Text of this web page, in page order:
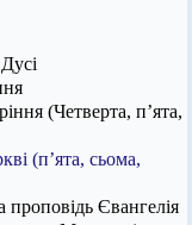
(Четверта, п’ята,
(п’ята, сьома,
проповідь Євангелія